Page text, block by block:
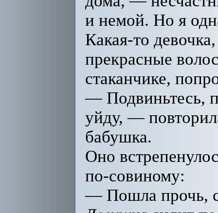
и немой. Но я
Какая-то
прекрасные
стаканчике,
— Подвиньтесь,
уйду, —
бабушка.
Оно
по-совиному:
— Пошла прочь,